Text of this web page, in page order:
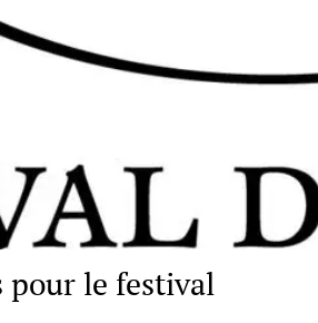
pour le festival